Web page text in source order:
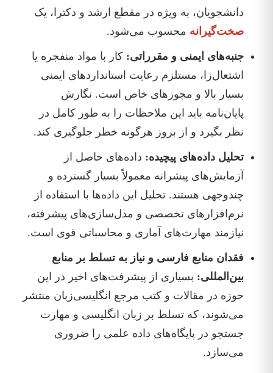
دانشجویان، به ویژه در مقطع ارشد و دکترا، یک
صخت‌گیرانه محسوب می‌شود.
جنبه‌های ایمنی و مقرراتی: کار با مواد منفجره یا
اشتعال‌زا، مستلزم رعایت استانداردهای ایمنی
بسیار بالا و مجوزهای خاص است. نگارش
پایان‌نامه باید این ملاحظات را به طور کامل در
نظر بگیرد و از بروز هرگونه خطر جلوگیری کند.
تحلیل داده‌های پیچیده: داده‌های حاصل از
آزمایش‌های پیشرانه معمولاً بسیار گسترده و
چندوجهی هستند. تحلیل این داده‌ها با استفاده از
نرم‌افزارهای تخصصی و مدل‌سازی‌های پیشرفته،
نیازمند مهارت‌های آماری و محاسباتی قوی است.
فقدان منابع فارسی و نیاز به تسلط بر منابع
بین‌المللی: بسیاری از پیشرفت‌های اخیر در این
حوزه در مقالات و کتب مرجع انگلیسی‌زبان منتشر
می‌شوند، که تسلط بر زبان انگلیسی و مهارت
جستجو در پایگاه‌های داده علمی را ضروری
می‌سازد.